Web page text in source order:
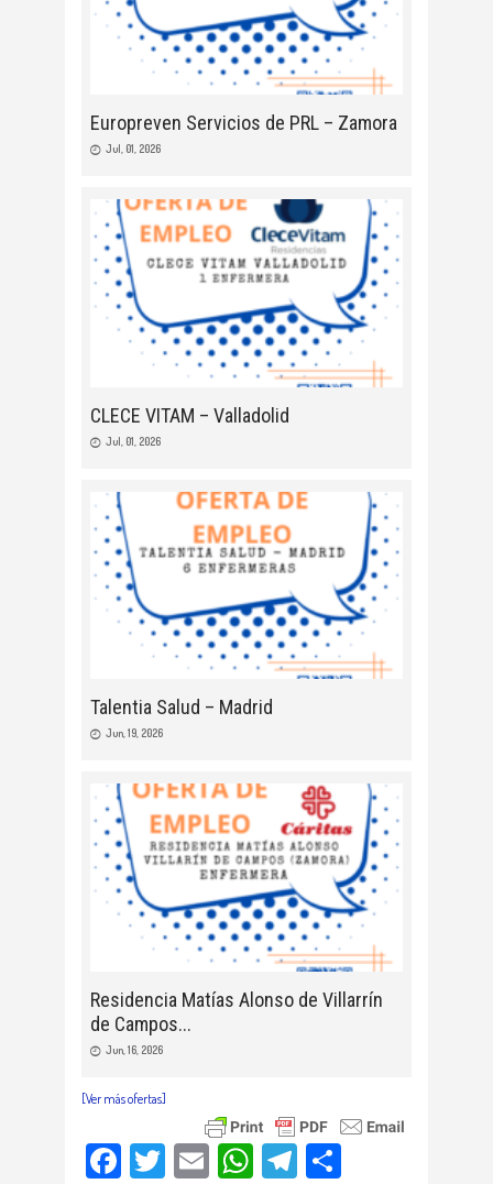
Europreven Servicios de PRL – Zamora
Jul, 01, 2026
CLECE VITAM – Valladolid
Jul, 01, 2026
Talentia Salud – Madrid
Jun, 19, 2026
Residencia Matías Alonso de Villarrín
de Campos
Jun, 16, 2026
[Ver más ofertas]
Facebook
TwitterEmailWhatsApp
Telegram